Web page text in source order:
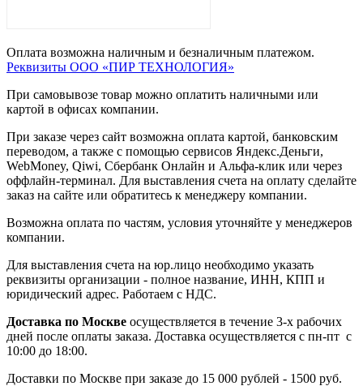
Оплата возможна наличным и безналичным платежом.
Реквизиты ООО «ПИР ТЕХНОЛОГИЯ»
При самовывозе товар можно оплатить наличными или
картой в офисах компании.
При заказе через сайт возможна оплата картой, банковским
переводом, а также с помощью сервисов Яндекс.Деньги,
WebMoney, Qiwi, Сбербанк Онлайн и Альфа-клик или через
оффлайн-терминал. Для выставления счета на оплату сделайте
заказ на сайте или обратитесь к менеджеру компании.
Возможна оплата по частям, условия уточняйте у менеджеров
компании.
Для выставления счета на юр.лицо необходимо указать
реквизиты организации - полное название, ИНН, КПП и
юридический адрес. Работаем с НДС.
Доставка по Москве осуществляется в течение 3-х рабочих
дней после оплаты заказа. Доставка осуществляется с пн-пт с
10:00 до 18:00.
Доставки по Москве при заказе до 15 000 рублей - 1500 руб.